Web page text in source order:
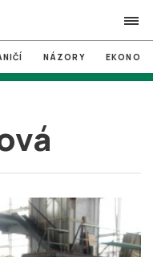
search
NÁZORY